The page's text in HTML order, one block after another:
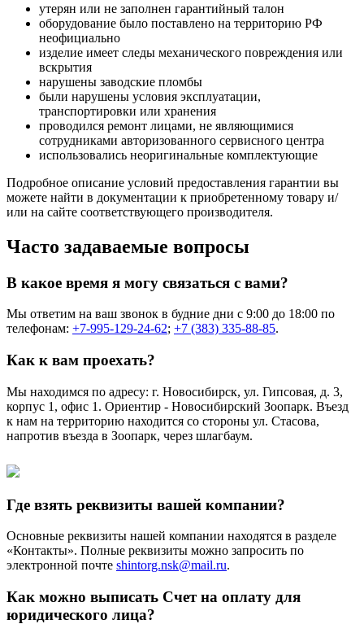
утерян или не заполнен гарантийный талон
оборудование было поставлено на территорию РФ
неофициально
изделие имеет следы механического повреждения или
вскрытия
нарушены заводские пломбы
были нарушены условия эксплуатации,
транспортировки или хранения
проводился ремонт лицами, не являющимися
сотрудниками авторизованного сервисного центра
использовались неоригинальные комплектующие
Подробное описание условий предоставления гарантии вы
можете найти в документации к приобретенному товару и/
или на сайте соответствующего производителя.
Часто задаваемые вопросы
В какое время я могу связаться с вами?
Мы ответим на ваш звонок в будние дни с 9:00 до 18:00 по
телефонам: +7-995-129-24-62; +7 (383) 335-88-85.
Как к вам проехать?
Мы находимся по адресу: г. Новосибирск, ул. Гипсовая, д. 3,
корпус 1, офис 1. Ориентир - Новосибирский Зоопарк. Въезд
к нам на территорию находится со стороны ул. Стасова,
напротив въезда в Зоопарк, через шлагбаум.
Где взять реквизиты вашей компании?
Основные реквизиты нашей компании находятся в разделе
«Контакты». Полные реквизиты можно запросить по
электронной почте shintorg.nsk@mail.ru.
Как можно выписать Счет на оплату для
юридического лица?